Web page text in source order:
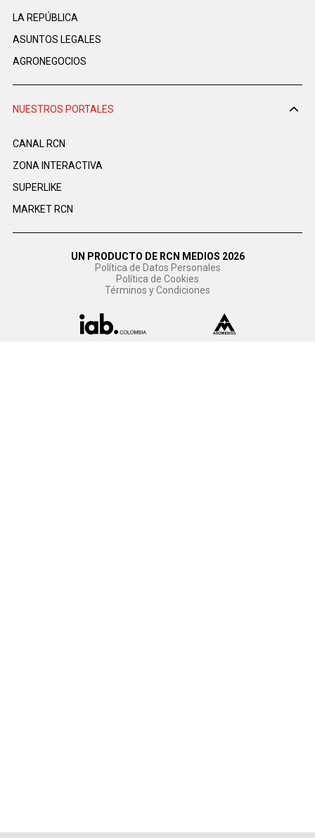
LA REPÚBLICA
ASUNTOS LEGALES
AGRONEGOCIOS
NUESTROS PORTALES
CANAL RCN
ZONA INTERACTIVA
SUPERLIKE
MARKET RCN
UN PRODUCTO DE RCN MEDIOS 2026
Política de Datos Personales
Política de Cookies
Términos y Condiciones